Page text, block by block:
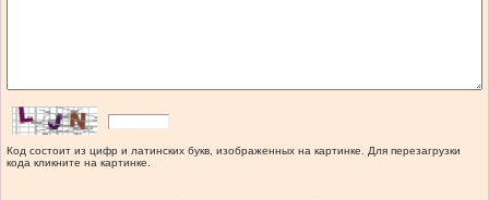
Код состоит из цифр и латинских букв, изображенных на картинке. Для перезагрузки
кода кликните на картинке.